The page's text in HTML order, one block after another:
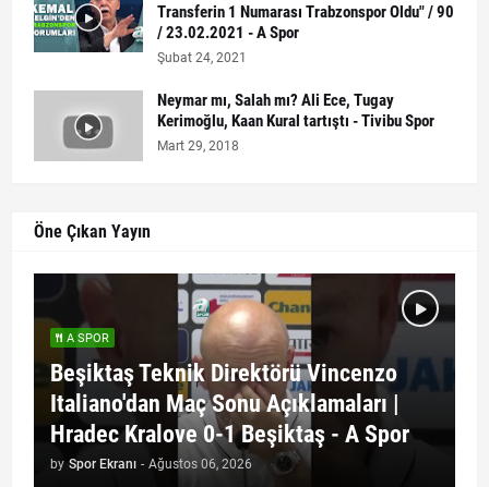
Transferin 1 Numarası Trabzonspor Oldu" / 90
/ 23.02.2021 - A Spor
Şubat 24, 2021
Neymar mı, Salah mı? Ali Ece, Tugay
Kerimoğlu, Kaan Kural tartıştı - Tivibu Spor
Mart 29, 2018
Öne Çıkan Yayın
A SPOR
Beşiktaş Teknik Direktörü Vincenzo
Italiano'dan Maç Sonu Açıklamaları |
Hradec Kralove 0-1 Beşiktaş - A Spor
by Spor Ekranı - Ağustos 06, 2026